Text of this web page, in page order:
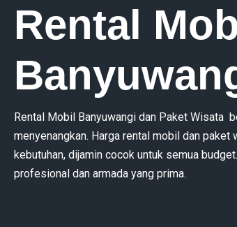
Rental
Rental Mobil Banyuwangi dan Paket Wisata
menyenangkan. Harga rental mobil dan
kebutuhan, dijamin cocok untuk semua
profesional dan armada yang prima.